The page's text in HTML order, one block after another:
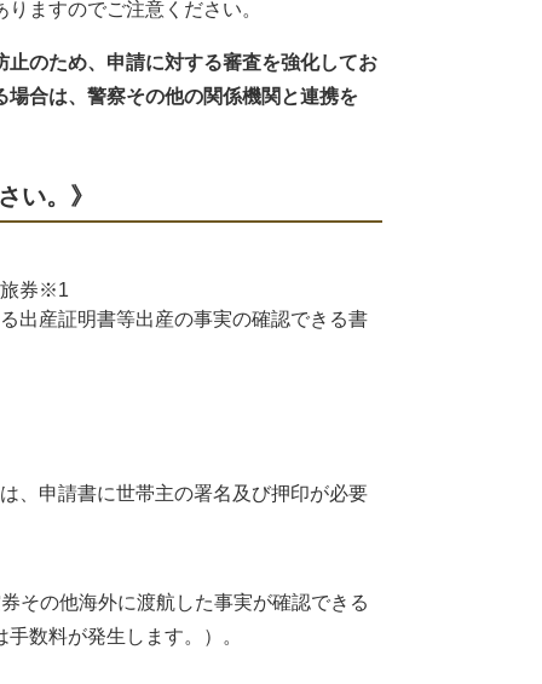
ますのでご注意ください。
のため、申請に対する審査を強化してお
合は、警察その他の関係機関と連携を
い。》
旅券※1
出産証明書等出産の事実の確認できる書
、申請書に世帯主の署名及び押印が必要
の他海外に渡航した事実が確認できる
数料が発生します。）。